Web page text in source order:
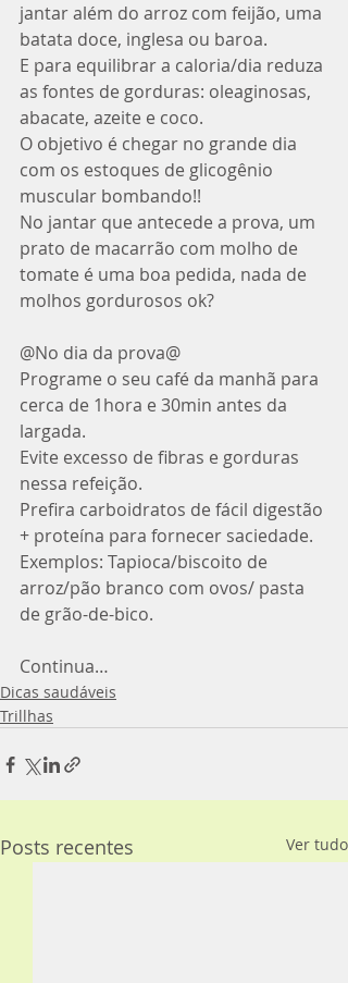
jantar além do arroz com feijão, uma
batata doce, inglesa ou baroa.
E para equilibrar a caloria/dia reduza
as fontes de gorduras: oleaginosas,
abacate, azeite e coco.
O objetivo é chegar no grande dia
com os estoques de glicogênio
muscular bombando!!
No jantar que antecede a prova, um
prato de macarrão com molho de
tomate é uma boa pedida, nada de
molhos gordurosos ok?
@No dia da prova​@
Programe o seu café da manhã para
cerca de 1hora e 30min antes da
largada.
Evite excesso de fibras e gorduras
nessa refeição.
Prefira carboidratos de fácil digestão
+ proteína para fornecer saciedade.
Exemplos: Tapioca/biscoito de
arroz/pão branco com ovos/ pasta
de grão-de-bico.
Continua…
Dicas saudáveis
Trillhas
Posts recentes Ver tudo